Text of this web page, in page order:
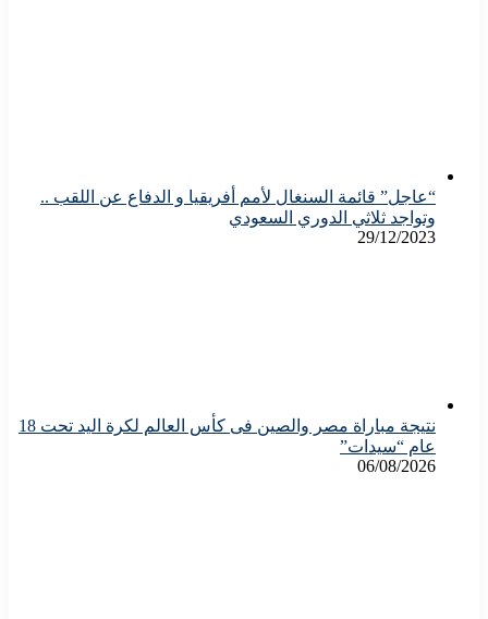
“عاجل” قائمة السنغال لأمم أفريقيا و الدفاع عن اللقب ..
وتواجد ثلاثي الدوري السعودي
29/12/2023
نتيجة مباراة مصر والصين فى كأس العالم لكرة اليد تحت 18
عام “سيدات”
06/08/2026